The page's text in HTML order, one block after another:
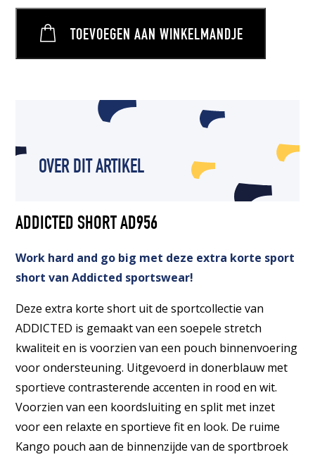
TOEVOEGEN AAN WINKELMANDJE
OVER DIT ARTIKEL
ADDICTED SHORT AD956
Work hard and go big met deze extra korte sport
short van Addicted sportswear!
Deze extra korte short uit de sportcollectie van
ADDICTED is gemaakt van een soepele stretch
kwaliteit en is voorzien van een pouch binnenvoering
voor ondersteuning. Uitgevoerd in donerblauw met
sportieve contrasterende accenten in rood en wit.
Voorzien van een koordsluiting en split met inzet
voor een relaxte en sportieve fit en look. De ruime
Kango pouch aan de binnenzijde van de sportbroek